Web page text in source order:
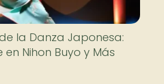
la Danza Japonesa:
Nihon Buyo y Más